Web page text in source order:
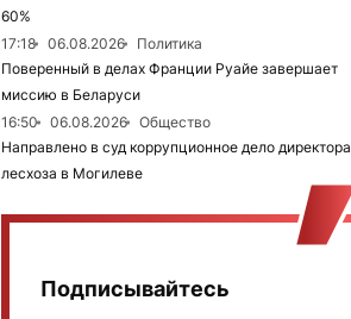
60%
17:18
06.08.2026
Политика
Поверенный в делах Франции Руайе завершает
миссию в Беларуси
16:50
06.08.2026
Общество
Направлено в суд коррупционное дело директора
лесхоза в Могилеве
Подписывайтесь